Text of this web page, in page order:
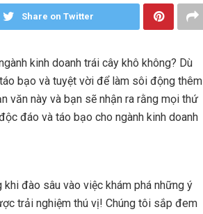
Share on Twitter
kinh doanh trái cây khô không? Dù
táo bạo và tuyệt vời để làm sôi động thêm
văn này và bạn sẽ nhận ra rằng mọi thứ
đáo và táo bạo cho ngành kinh doanh
đào sâu vào việc khám phá những ý
trải nghiệm thú vị! Chúng tôi sắp đem